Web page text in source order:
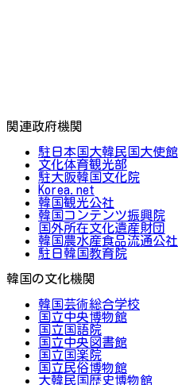
関連政府機関
駐日本国大韓民国大使館
文化体育観光部
駐大阪韓国文化院
Korea.net
韓国観光公社
韓国コンテンツ振興院
国外所在文化遺産財団
韓国農水産食品流通公社
駐日韓国教育院
韓国の文化機関
韓国芸術総合学校
国立中央博物館
国立国語院
国立中央図書館
国立国楽院
国立民俗博物館
大韓民国歴史博物館